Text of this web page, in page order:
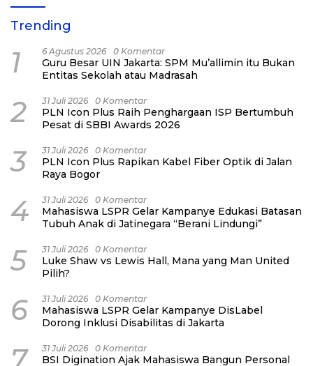
Trending
1 6 Agustus 2026 0 Komentar
Guru Besar UIN Jakarta: SPM Mu’allimin itu Bukan
Entitas Sekolah atau Madrasah
2 31 Juli 2026 0 Komentar
PLN Icon Plus Raih Penghargaan ISP Bertumbuh
Pesat di SBBI Awards 2026
3 31 Juli 2026 0 Komentar
PLN Icon Plus Rapikan Kabel Fiber Optik di Jalan
Raya Bogor
4 31 Juli 2026 0 Komentar
Mahasiswa LSPR Gelar Kampanye Edukasi Batasan
Tubuh Anak di Jatinegara “Berani Lindungi”
5 31 Juli 2026 0 Komentar
Luke Shaw vs Lewis Hall, Mana yang Man United
Pilih?
6 31 Juli 2026 0 Komentar
Mahasiswa LSPR Gelar Kampanye DisLabel
Dorong Inklusi Disabilitas di Jakarta
7 31 Juli 2026 0 Komentar
BSI Digination Ajak Mahasiswa Bangun Personal